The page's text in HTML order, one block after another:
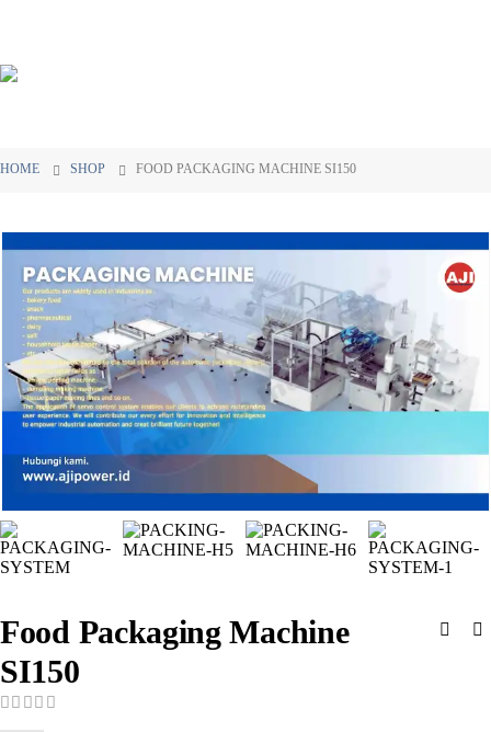
HOME SHOP FOOD PACKAGING MACHINE SI150
Food Packaging Machine
SI150
0out of 5